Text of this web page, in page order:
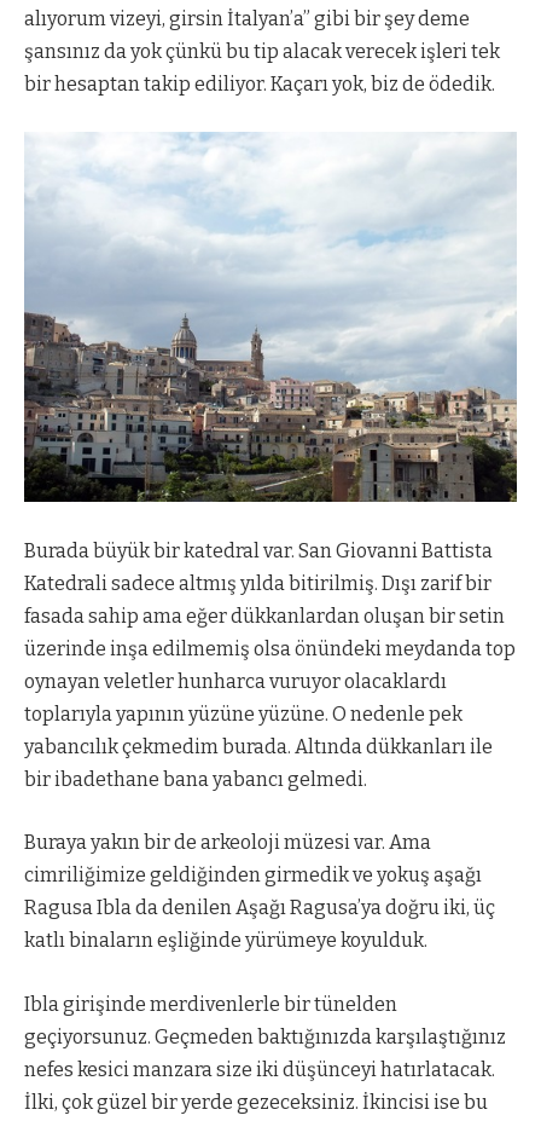
alıyorum vizeyi, girsin İtalyan’a” gibi bir şey deme
şansınız da yok çünkü bu tip alacak verecek işleri tek
bir hesaptan takip ediliyor. Kaçarı yok, biz de ödedik.
Burada büyük bir katedral var. San Giovanni Battista
Katedrali sadece altmış yılda bitirilmiş. Dışı zarif bir
fasada sahip ama eğer dükkanlardan oluşan bir setin
üzerinde inşa edilmemiş olsa önündeki meydanda top
oynayan veletler hunharca vuruyor olacaklardı
toplarıyla yapının yüzüne yüzüne. O nedenle pek
yabancılık çekmedim burada. Altında dükkanları ile
bir ibadethane bana yabancı gelmedi.
Buraya yakın bir de arkeoloji müzesi var. Ama
cimriliğimize geldiğinden girmedik ve yokuş aşağı
Ragusa Ibla da denilen Aşağı Ragusa’ya doğru iki, üç
katlı binaların eşliğinde yürümeye koyulduk.
Ibla girişinde merdivenlerle bir tünelden
geçiyorsunuz. Geçmeden baktığınızda karşılaştığınız
nefes kesici manzara size iki düşünceyi hatırlatacak.
İlki, çok güzel bir yerde gezeceksiniz. İkincisi ise bu